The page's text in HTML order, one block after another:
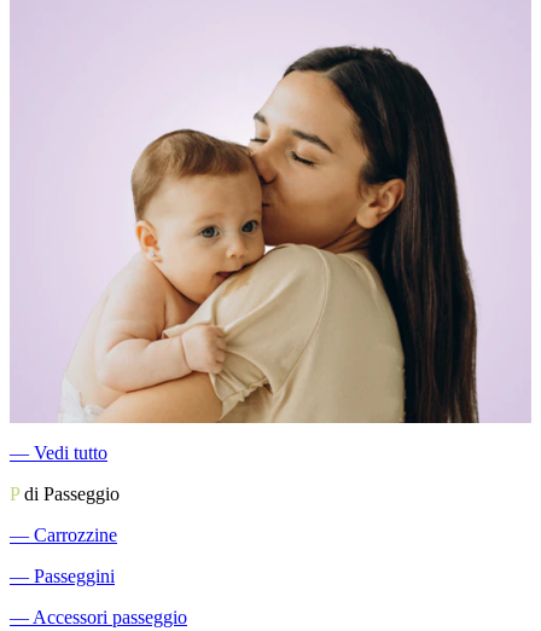
― Vedi tutto
Pdi Passeggio
― Carrozzine
― Passeggini
― Accessori passeggio